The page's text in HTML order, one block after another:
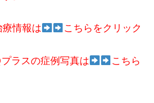
情報は こちらをクリック
ラスの症例写真は こちら